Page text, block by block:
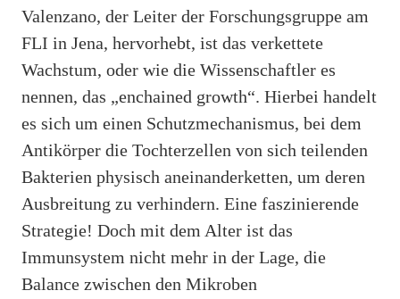
Valenzano, der Leiter der Forschungsgruppe am
FLI in Jena, hervorhebt, ist das verkettete
Wachstum, oder wie die Wissenschaftler es
nennen, das „enchained growth“. Hierbei handelt
es sich um einen Schutzmechanismus, bei dem
Antikörper die Tochterzellen von sich teilenden
Bakterien physisch aneinanderketten, um deren
Ausbreitung zu verhindern. Eine faszinierende
Strategie! Doch mit dem Alter ist das
Immunsystem nicht mehr in der Lage, die
Balance zwischen den Mikroben